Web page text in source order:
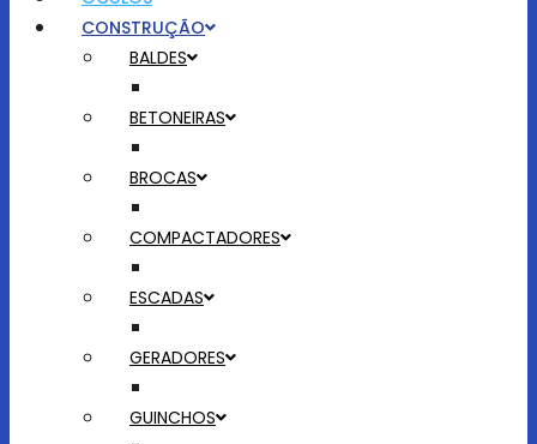
CONSTRUÇÃO
BALDES
BETONEIRAS
BROCAS
COMPACTADORES
ESCADAS
GERADORES
GUINCHOS